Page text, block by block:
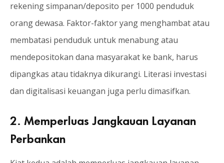
rekening simpanan/deposito per 1000 penduduk
orang dewasa. Faktor-faktor yang menghambat atau
membatasi penduduk untuk menabung atau
mendepositokan dana masyarakat ke bank, harus
dipangkas atau tidaknya dikurangi. Literasi investasi
dan digitalisasi keuangan juga perlu dimasifkan.
2. Memperluas Jangkauan Layanan
Perbankan